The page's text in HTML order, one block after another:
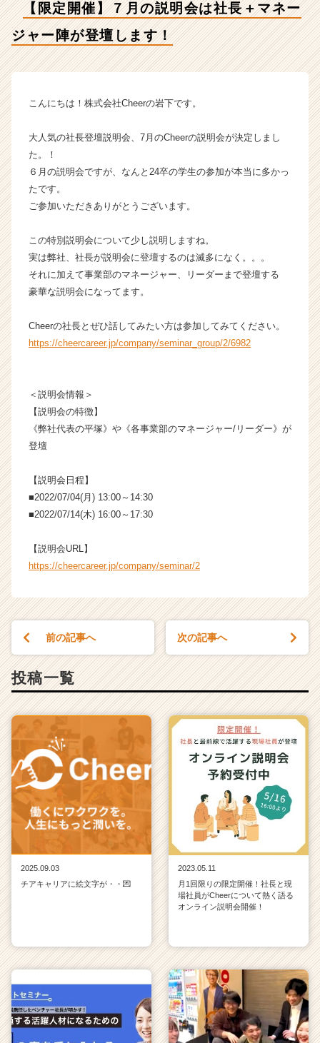
r
の
タ
イ
ベ
チ
ー・
企
業
か
ら
カ
ウ
活
ア
キ
ア
e
e
【限定開催】７月の説明会は社長＋マネー
ジャー陣が登壇します！
こんにちは！株式会社Cheerの岩下です。
大人気の社長登壇説明会、7月のCheerの説明会が決定しまし
た。！
６月の説明会ですが、なんと24卒の学生の参加が本当に多かっ
たです。
ご参加いただきありがとうございます。
この特別説明会について少し説明しますね。
実は弊社、社長が説明会に登壇するのは滅多になく。。。
それに加えて事業部のマネージャー、リーダーまで登壇する
豪華な説明会になってます。
Cheerの社長とぜひ話してみたい方は参加してみてください。
https://cheercareer.jp/company/seminar_group/2/6982
＜説明会情報＞
【説明会の特徴】
《弊社代表の平塚》や《各事業部のマネージャー/リーダー》が
登壇
【説明会日程】
■2022/07/04(月) 13:00～14:30
■2022/07/14(木) 16:00～17:30
【説明会URL】
https://cheercareer.jp/company/seminar/2
前の記事へ 次の記事へ
投稿一覧
2025.09.03
チアキャリアに絵文字が・・💌
2023.05.11
月1回限りの限定開催！社長と現
場社員がCheerについて熱く語る
オンライン説明会開催！